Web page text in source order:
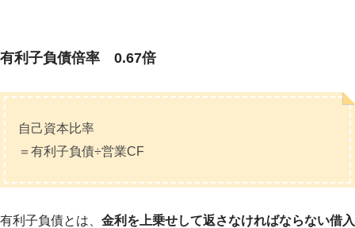
有利子負債倍率 0.67倍
自己資本比率
＝有利子負債÷営業CF
有利子負債とは、 金利を上乗せして返さなければならない借入